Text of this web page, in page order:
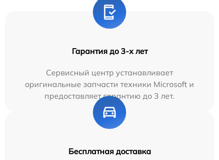
Гарантия до 3-х лет
Сервисный центр устанавливает
оригинальные запчасти техники Microsoft и
предоставляет гарантию до 3 лет.
Бесплатная доставка